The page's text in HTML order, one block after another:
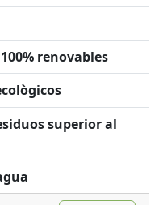
renovables
superior al